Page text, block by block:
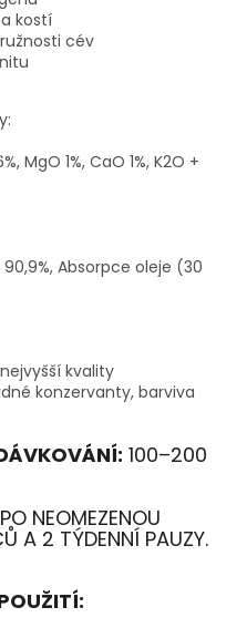
kostí
cév
MgO 1%, CaO 1%, K2O +
Absorpce oleje (30
kvality
konzervanty, barviva
100–200
NEOMEZENOU
A 2 TÝDENNÍ PAUZY.